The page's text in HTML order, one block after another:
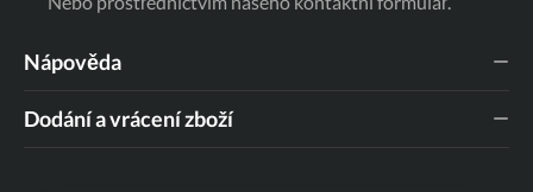
Nápověda
Dodání a vrácení zboží